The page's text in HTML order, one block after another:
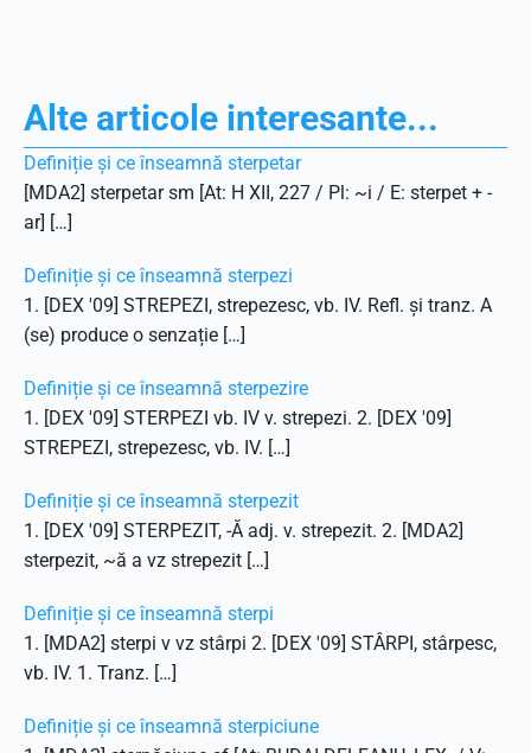
Alte articole interesante...
Definiție și ce înseamnă sterpetar
[MDA2] sterpetar sm [At: H XII, 227 / Pl: ~i / E: sterpet + -
ar] […]
Definiție și ce înseamnă sterpezi
1. [DEX '09] STREPEZI, strepezesc, vb. IV. Refl. și tranz. A
(se) produce o senzație […]
Definiție și ce înseamnă sterpezire
1. [DEX '09] STERPEZI vb. IV v. strepezi. 2. [DEX '09]
STREPEZI, strepezesc, vb. IV. […]
Definiție și ce înseamnă sterpezit
1. [DEX '09] STERPEZIT, -Ă adj. v. strepezit. 2. [MDA2]
sterpezit, ~ă a vz strepezit […]
Definiție și ce înseamnă sterpi
1. [MDA2] sterpi v vz stârpi 2. [DEX '09] STÂRPI, stârpesc,
vb. IV. 1. Tranz. […]
Definiție și ce înseamnă sterpiciune